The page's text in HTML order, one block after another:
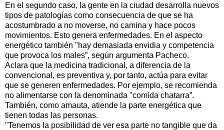
En el segundo caso, la gente en la ciudad desarrolla nuevos
tipos de patologías como consecuencia de que se ha
acostumbrado a no moverse, no camina y hace pocos
movimientos. Esto genera enfermedades. En el aspecto
energético también "hay demasiada envidia y competencia
que provoca los males”, según argumenta Pacheco.
Aclara que la medicina tradicional, a diferencia de la
convencional, es preventiva y, por tanto, actúa para evitar
que se generen enfermedades. Por ejemplo, se recomienda
no alimentarse con la denominada "comida chatarra”.
También, como amauta, atiende la parte energética que
tienen todas las personas.
"Tenemos la posibilidad de ver esa parte no tangible que da